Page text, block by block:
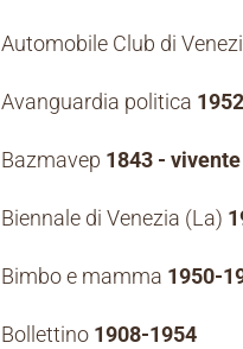
Automobile Club di
Avanguardia politica
Bazmavep 1843 - vivente
Biennale di Venezia (La)
Bimbo e mamma 1950-
Bollettino 1908-1954